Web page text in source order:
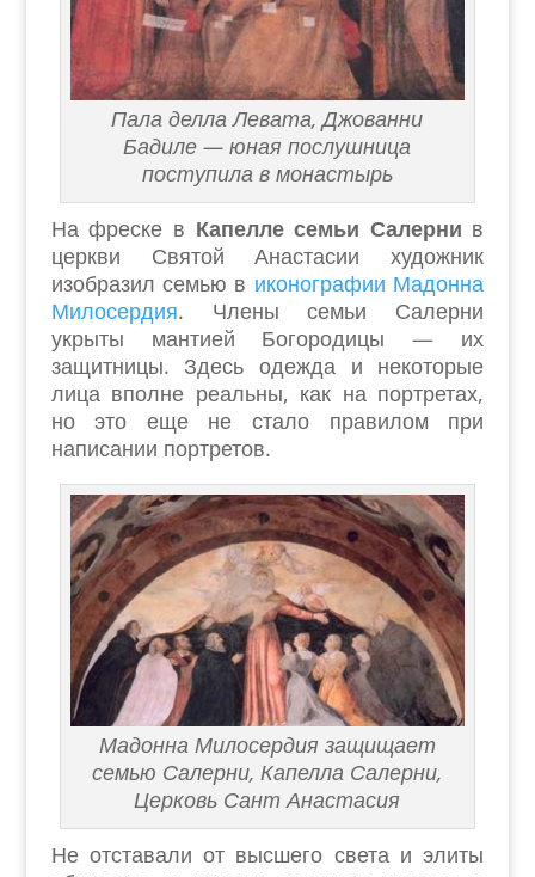
Пала делла Левата, Джованни
Бадиле — юная послушница
поступила в монастырь
На фреске в Капелле семьи Салерни в
церкви Святой Анастасии художник
изобразил семью в иконографии Мадонна
Милосердия. Члены семьи Салерни
укрыты мантией Богородицы — их
защитницы. Здесь одежда и некоторые
лица вполне реальны, как на портретах,
но это еще не стало правилом при
написании портретов.
Мадонна Милосердия защищает
семью Салерни, Капелла Салерни,
Церковь Сант Анастасия
Не отставали от высшего света и элиты